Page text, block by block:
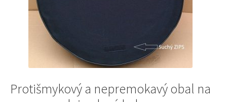
Protišmykový a nepremokavý obal na